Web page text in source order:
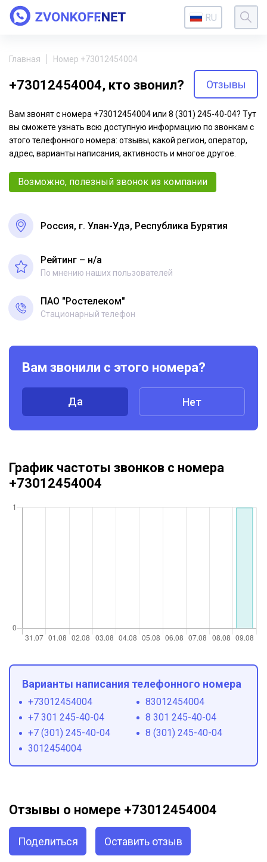
RU
Главная Номер +73012454004
+73012454004, кто звонил? Отзывы
Вам звонят с номера +73012454004 или 8 (301) 245-40-04? Тут
вы сможете узнать всю доступную информацию по звонкам с
этого телефонного номера: отзывы, какой регион, оператор,
адрес, варианты написания, активность и многое другое.
Возможно, полезный звонок из компании
Россия, г. Улан-Удэ, Республика Бурятия
Рейтинг – н/a
По мнению наших пользователей
ПАО "Ростелеком"
Стационарный телефон
Вам звонили с этого номера?
Да Нет
График частоты звонков с номера
+73012454004
Варианты написания телефонного номера
+73012454004
83012454004
+7 301 245-40-04
8 301 245-40-04
+7 (301) 245-40-04
8 (301) 245-40-04
3012454004
Отзывы о номере +73012454004
Поделиться Оставить отзыв